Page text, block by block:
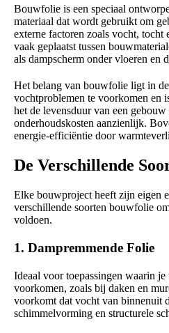
Bouwfolie is een speciaal
materiaal dat wordt gebruikt om
externe factoren zoals vocht,
vaak geplaatst tussen
als dampscherm onder vloeren en
Het belang van bouwfolie ligt in
vochtproblemen te voorkomen en
het de levensduur van een
onderhoudskosten aanzienlijk.
energie-efficiëntie door
De Verschillende
Elke bouwproject heeft zijn eigen
verschillende soorten bouwfolie
voldoen.
1. Dampremmende Folie
Ideaal voor toepassingen waarin
voorkomen, zoals bij daken en
voorkomt dat vocht van binnenuit
schimmelvorming en structurele